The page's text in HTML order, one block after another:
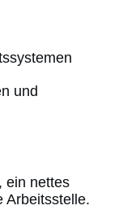
und
ein nettes
Arbeitsstelle.